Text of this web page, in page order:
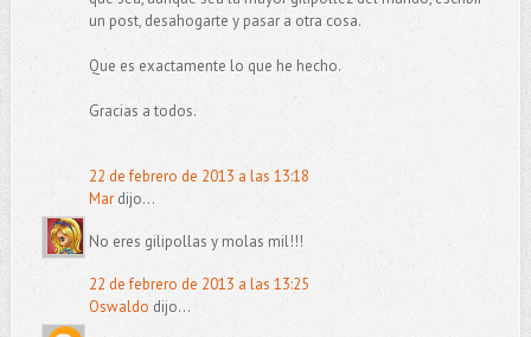
un post, desahogarte y pasar a otra cosa.
Que es exactamente lo que he hecho.
Gracias a todos.
22 de febrero de 2013 a las 13:18
Mardijo...
No eres gilipollas y molas mil!!!
22 de febrero de 2013 a las 13:25
Oswaldo dijo...